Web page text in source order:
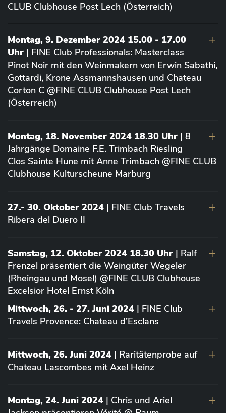
CLUB Clubhouse Post Lech (Österreich)
Montag, 9. Dezember 2024 15.00 - 17.00
Uhr | FINE Club Professionals: Masterclass
Pinot Noir mit den Weinmakern von Erwin Sabathi,
Gottardi, Krone Assmannshausen und Chateau
Corton C @FINE CLUB Clubhouse Post Lech
(Österreich)
Montag, 18. November 2024 18.30 Uhr | 8
Jahrgänge Domaine F.E. Trimbach Riesling
Clos Sainte Hune mit Anne Trimbach @FINE CLUB
Clubhouse Kulturscheune Marburg
27.- 30. Oktober 2024 | FINE Club Travels
Ribera del Duero II
Samstag, 12. Oktober 2024 18.30 Uhr | Ralf
Frenzel präsentiert die Weingüter Wegeler
(Rheingau und Mosel) @FINE CLUB Clubhouse
Excelsior Hotel Ernst Köln
Mittwoch, 26. - 27. Juni 2024 | FINE Club
Travels Provence: Chateau d’Esclans
Mittwoch, 26. Juni 2024 | Raritätenprobe auf
Chateau Lascombes mit Axel Heinz
Montag, 24. Juni 2024 | Chris und Ariel